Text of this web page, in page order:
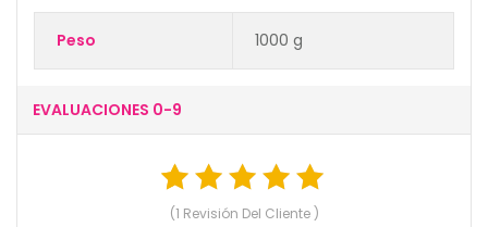
Peso 1000 g
EVALUACIONES 0-9
Calificado5.00
1(1 Revisión Del Cliente )